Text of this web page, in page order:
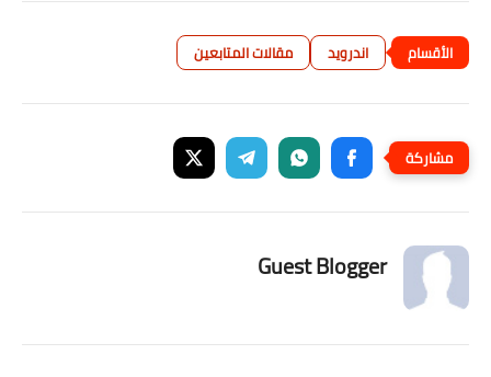
اندرويد مقالات المتابعين
Guest Blogger